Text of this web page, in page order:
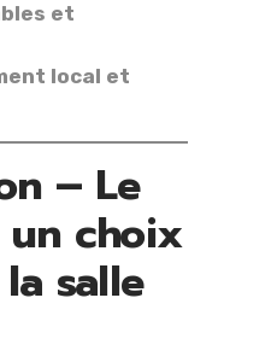
et
local et
– Le
choix
salle